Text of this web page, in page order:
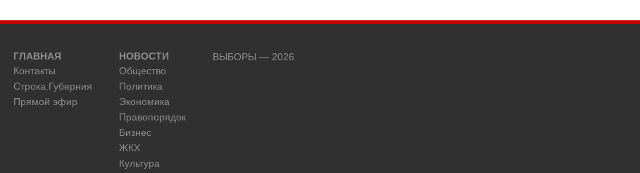
ГЛАВНАЯ
Контакты
Строка.Губерния
Прямой эфир
НОВОСТИ
Общество
Политика
Экономика
Правопорядок
Бизнес
ЖКХ
Культура
ВЫБОРЫ — 2026